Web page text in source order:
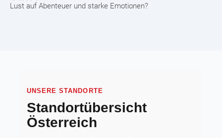
Lust auf Abenteuer und starke Emotionen?